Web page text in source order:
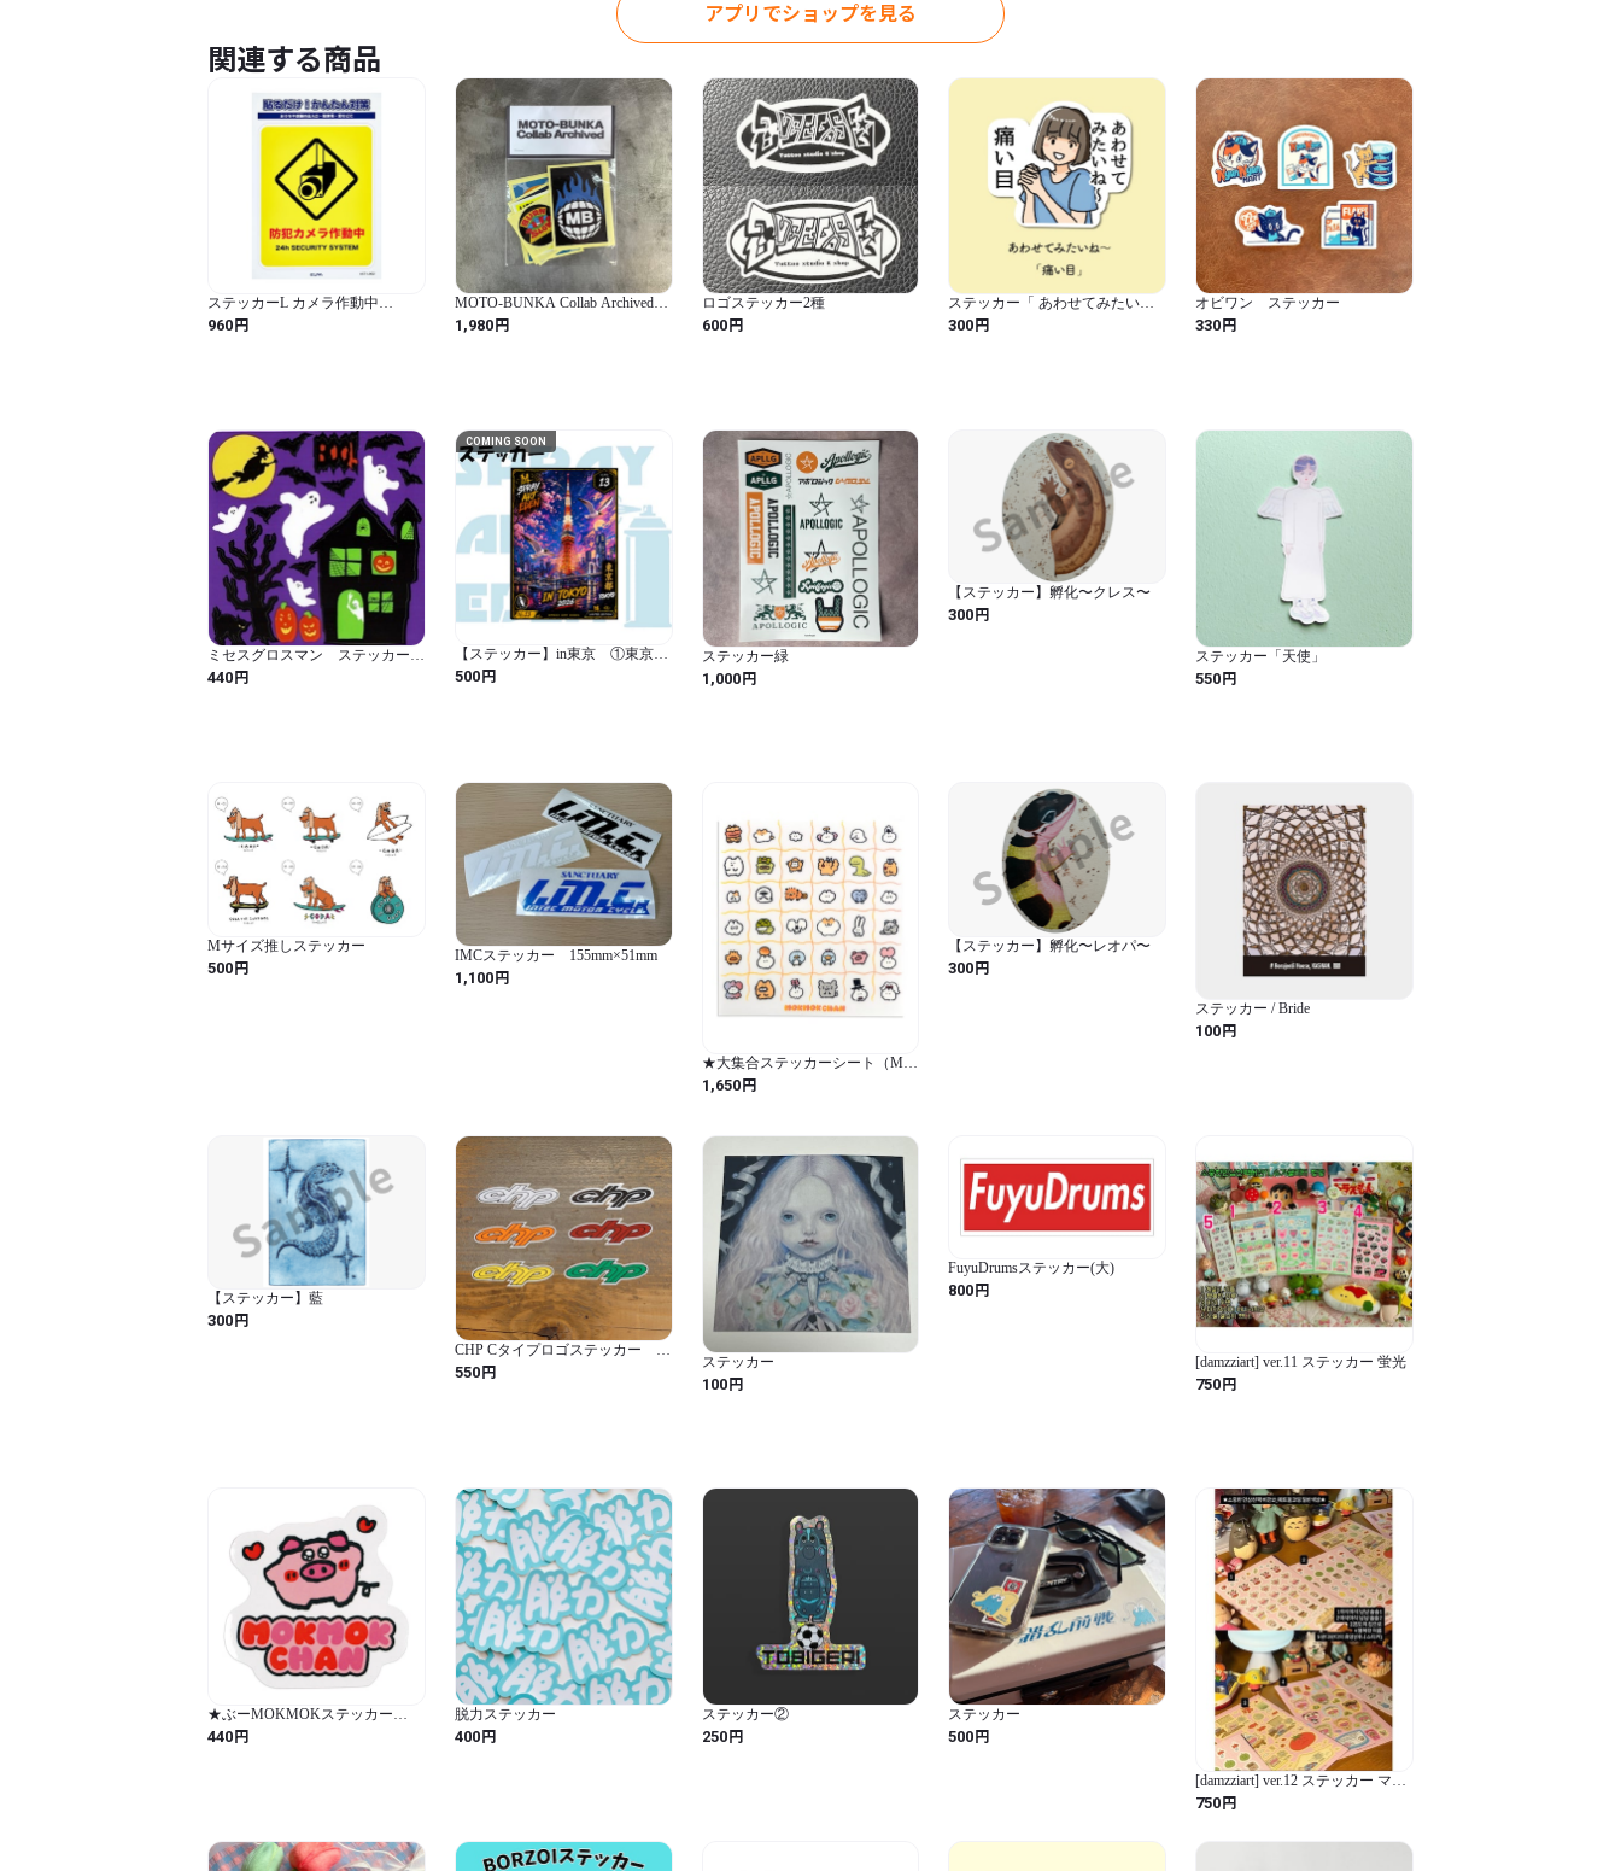
アプリでショップを見る
関連する商品
ステッカーL カメラ作動中
W86xH108mm AST-LB02
960円
MOTO-BUNKA Collab Archived
Sticker Pack
1,980円
ロゴステッカー2種
600円
ステッカー「 あわせてみたいね
～ 痛い目」
300円
オビワン ステッカー
330円
ミセスグロスマン ステッカー
HLEX 02 BOO！
440円
COMING SOON
【ステッカー】in東京 ①東京タ
ワー 1枚入
500円
ステッカー緑
1,000円
【ステッカー】孵化〜クレス〜
300円
ステッカー「天使」
550円
Mサイズ推しステッカー
500円
IMCステッカー 155mm×51mm
1,100円
★大集合ステッカーシート（MK-
543）
1,650円
【ステッカー】孵化〜レオパ〜
300円
ステッカー / Bride
100円
【ステッカー】藍
300円
CHP Cタイプロゴステッカー S
サイズ
550円 ステッカー
100円
FuyuDrumsステッカー(大)
800円
[damzziart] ver.11 ステッカー 蛍光
750円
★ぶーMOKMOKステッカー
（MK-560）
440円
脱力ステッカー
400円
ステッカー②
250円
ステッカー
500円
[damzziart] ver.12 ステッカー マッ
トパール
750円